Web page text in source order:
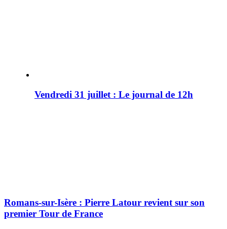
Vendredi 31 juillet : Le journal de 12h
Romans-sur-Isère : Pierre Latour revient sur son
premier Tour de France